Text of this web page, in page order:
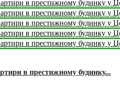
в престижному будинку...